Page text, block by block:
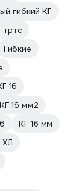
гибкий КГ
тртс
Гибкие
16
КГ 16 мм2
КГ 16 мм
ХЛ